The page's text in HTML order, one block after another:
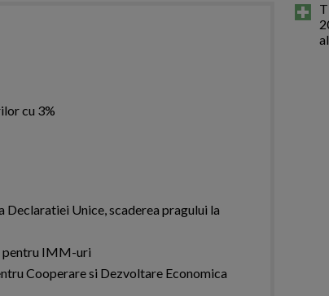
cu 3%
Unice, scaderea pragului la
pentru IMM-uri
Cooperare si Dezvoltare Economica